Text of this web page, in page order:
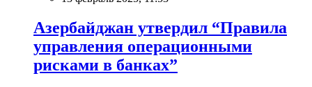
Азербайджан утвердил “Правила
управления операционными
рисками в банках”